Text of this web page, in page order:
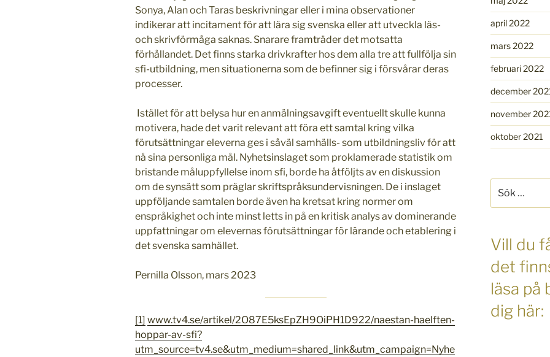
Sonya, Alan och Taras beskrivningar eller i mina observationer
indikerar att incitament för att lära sig svenska eller att utveckla läs-
och skrivförmåga saknas. Snarare framträder det motsatta
förhållandet. Det finns starka drivkrafter hos dem alla tre att fullfölja sin
sfi-utbildning, men situationerna som de befinner sig i försvårar deras
processer.
Istället för att belysa hur en anmälningsavgift eventuellt skulle kunna
motivera, hade det varit relevant att föra ett samtal kring vilka
förutsättningar eleverna ges i såväl samhälls- som utbildningsliv för att
nå sina personliga mål. Nyhetsinslaget som proklamerade statistik om
bristande måluppfyllelse inom sfi, borde ha åtföljts av en diskussion
om de synsätt som präglar skriftspråksundervisningen. De i inslaget
uppföljande samtalen borde även ha kretsat kring normer om
enspråkighet och inte minst letts in på en kritisk analys av dominerande
uppfattningar om elevernas förutsättningar för lärande och etablering i
det svenska samhället.
Pernilla Olsson, mars 2023
[1] www.tv4.se/artikel/2O87E5ksEpZH9OiPH1D922/naestan-haelften-
hoppar-av-sfi?
utm_source=tv4.se&utm_medium=shared_link&utm_campaign=Nyhe
april 2022
mars 2022
februari 2022
december
november
oktober 2021
efter:
Vill du
det
läsa på
dig här: